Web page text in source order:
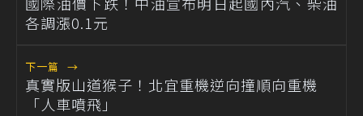
各調漲0.1元
下一篇 →
真實版山道猴子！北宜重機逆向撞順向重機
「人車噴飛」